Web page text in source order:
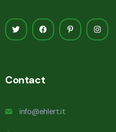
Contact
info@ehlert.it